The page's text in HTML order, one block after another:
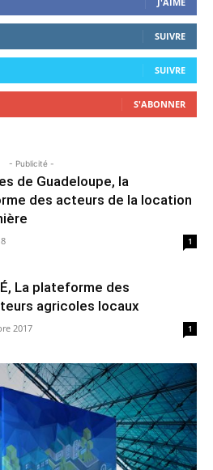
SUIVRE
SUIVRE
S'ABONNER
- Publicité -
de Guadeloupe, la
des acteurs de la location
1
La plateforme des
agricoles locaux
2017 1